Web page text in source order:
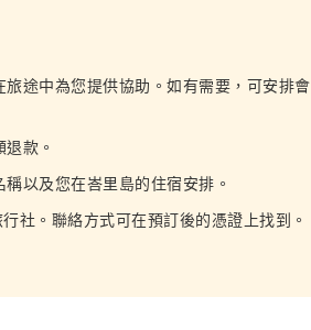
途中為您提供協助。如有需要，可安排會
款。
以及您在峇里島的住宿安排。
社。聯絡方式可在預訂後的憑證上找到。